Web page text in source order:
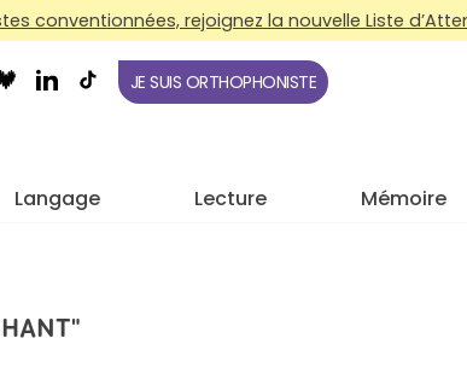
conventionnées, rejoignez la nouvelle Liste
JE SUIS ORTHOPHONISTE
Langage Lecture Mémoire